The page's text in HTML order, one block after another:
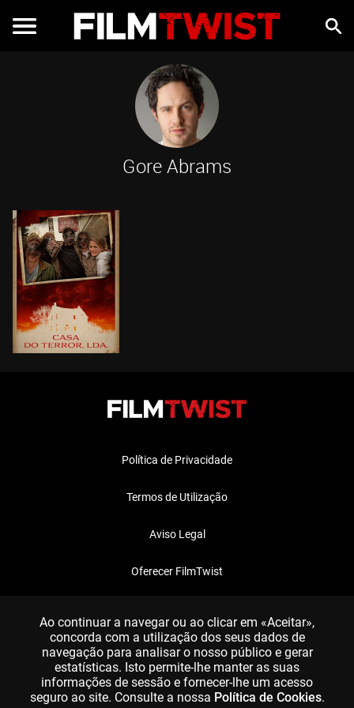
Gore Abrams
Política de Privacidade
Termos de Utilização
Aviso Legal
Oferecer FilmTwist
Ao continuar a navegar ou ao clicar em «Aceitar»,
concorda com a utilização dos seus dados de
navegação para analisar o nosso público e gerar
estatísticas. Isto permite-lhe manter as suas
informações de sessão e fornecer-lhe um acesso
seguro ao site. Consulte a nossa Política de Cookies.